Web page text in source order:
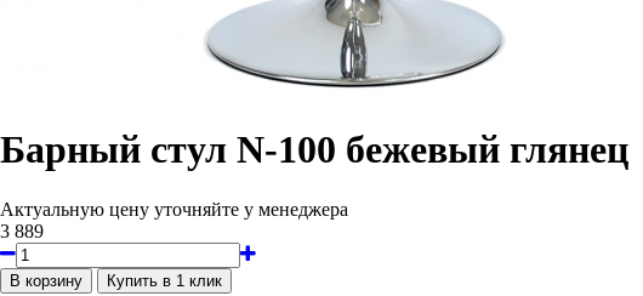
Барный стул N-100 бежевый глянец
Актуальную цену уточняйте у менеджера
3 889